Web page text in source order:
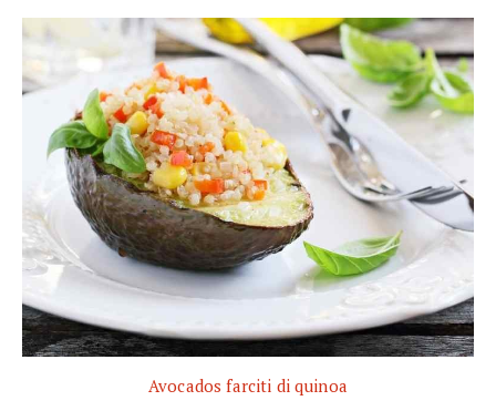
Avocados farciti di quinoa